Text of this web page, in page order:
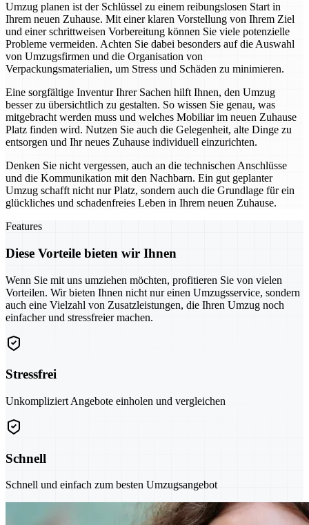
Umzug planen ist der Schlüssel zu einem reibungslosen Start in
Ihrem neuen Zuhause. Mit einer klaren Vorstellung von Ihrem Ziel
und einer schrittweisen Vorbereitung können Sie viele potenzielle
Probleme vermeiden. Achten Sie dabei besonders auf die Auswahl
von Umzugsfirmen und die Organisation von
Verpackungsmaterialien, um Stress und Schäden zu minimieren.
Eine sorgfältige Inventur Ihrer Sachen hilft Ihnen, den Umzug
besser zu übersichtlich zu gestalten. So wissen Sie genau, was
mitgebracht werden muss und welches Mobiliar im neuen Zuhause
Platz finden wird. Nutzen Sie auch die Gelegenheit, alte Dinge zu
entsorgen und Ihr neues Zuhause individuell einzurichten.
Denken Sie nicht vergessen, auch an die technischen Anschlüsse
und die Kommunikation mit den Nachbarn. Ein gut geplanter
Umzug schafft nicht nur Platz, sondern auch die Grundlage für ein
glückliches und schadenfreies Leben in Ihrem neuen Zuhause.
Features
Diese Vorteile bieten wir Ihnen
Wenn Sie mit uns umziehen möchten, profitieren Sie von vielen
Vorteilen. Wir bieten Ihnen nicht nur einen Umzugsservice, sondern
auch eine Vielzahl von Zusatzleistungen, die Ihren Umzug noch
einfacher und stressfreier machen.
Stressfrei
Unkompliziert Angebote einholen und vergleichen
Schnell
Schnell und einfach zum besten Umzugsangebot